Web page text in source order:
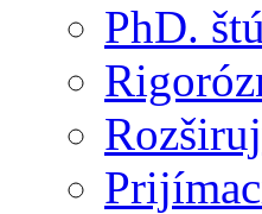
PhD.